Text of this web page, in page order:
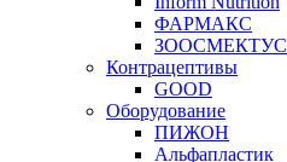
ФАРМАКС
ЗООСМЕКТУС
Контрацептивы
GOOD
Оборудование
ПИЖОН
Альфапластик